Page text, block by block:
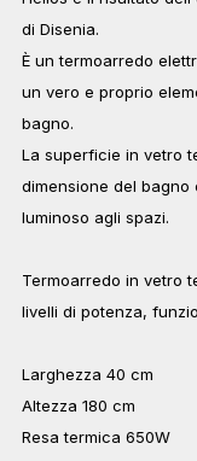
di Disenia.
È un termoarredo
un vero e proprio
bagno.
La superficie in vetro
dimensione del
luminoso agli spazi.
Termoarredo in vetro
livelli di potenza,
Larghezza 40 cm
Altezza 180 cm
Resa termica 650W